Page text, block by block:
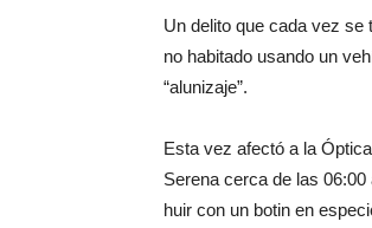
Un delito que cada vez se
no habitado usando un
“alunizaje”.
Esta vez afectó a la
Serena cerca de las
huir con un botin en